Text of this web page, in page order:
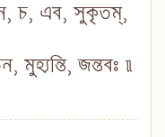
ন, চ, এব, সুকৃতম্,
মুহ্যন্তি, জন্তবঃ ॥